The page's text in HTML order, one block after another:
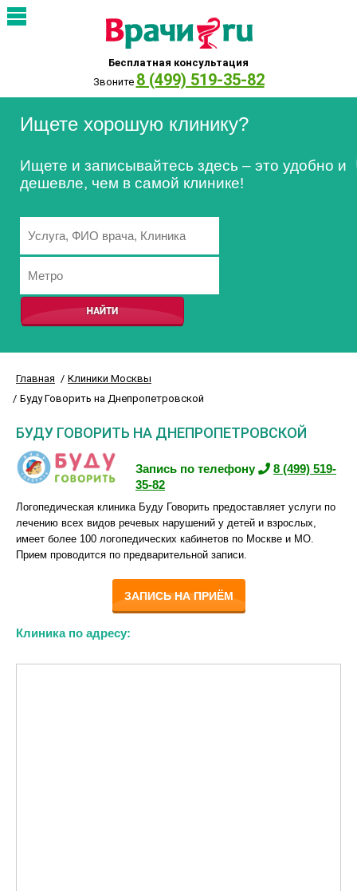
Бесплатная консультация
Звоните 8 (499) 519-35-82
Ищете хорошую клинику?
Ищете и записывайтесь здесь – это удобно и
дешевле, чем в самой клинике!
Главная
Клиники Москвы
Буду Говорить на Днепропетровской
БУДУ ГОВОРИТЬ НА ДНЕПРОПЕТРОВСКОЙ
Запись по телефону
8 (499) 519-
35-82
Логопедическая клиника Буду Говорить предоставляет услуги по
лечению всех видов речевых нарушений у детей и взрослых,
имеет более 100 логопедических кабинетов по Москве и МО.
Прием проводится по предварительной записи.
ЗАПИСЬ НА ПРИЁМ
Клиника по адресу: